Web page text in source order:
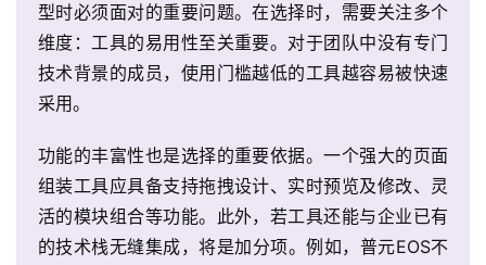
型时必须面对的重要问题。在选择时，需要关注多个
维度：工具的易用性至关重要。对于团队中没有专门
技术背景的成员，使用门槛越低的工具越容易被快速
采用。
功能的丰富性也是选择的重要依据。一个强大的页面
组装工具应具备支持拖拽设计、实时预览及修改、灵
活的模块组合等功能。此外，若工具还能与企业已有
的技术栈无缝集成，将是加分项。例如，普元EOS不